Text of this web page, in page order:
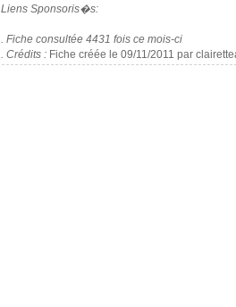
Liens Sponsoris�s:
. Fiche consultée 4431 fois ce mois-ci
. Crédits :Fiche créée le 09/11/2011 par